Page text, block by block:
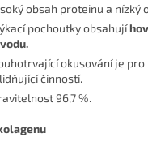
obsah proteinu a nízký
pochoutky obsahují
okusování je pro
činností.
96,7 %.